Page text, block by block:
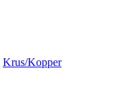
Krus/Kopper